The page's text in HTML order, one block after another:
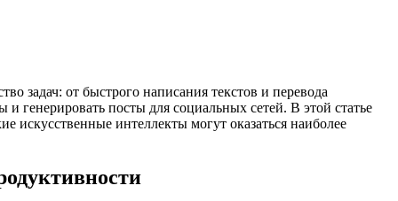
задач: от быстрого написания текстов и перевода
генерировать посты для социальных сетей. В этой статье
искусственные интеллекты могут оказаться наиболее